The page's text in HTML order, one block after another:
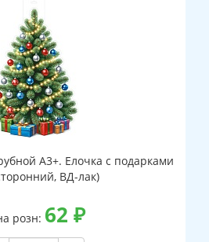
А3+. Елочка с подарками
ВД-лак)
розн: 62 ₽